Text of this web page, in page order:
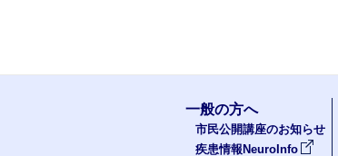
一般の方へ
市民公開講座のお知らせ
疾患情報NeuroInfo